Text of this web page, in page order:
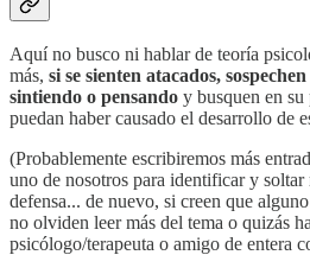
Aquí no busco ni hablar de teoría
más, si se sienten atacados,
sintiendo o pensando y busquen en su
puedan haber causado el desarrollo de
(Probablemente escribiremos más
uno de nosotros para identificar y soltar
defensa... de nuevo, si creen que
no olviden leer más del tema o quizás
psicólogo/terapeuta o amigo de entera